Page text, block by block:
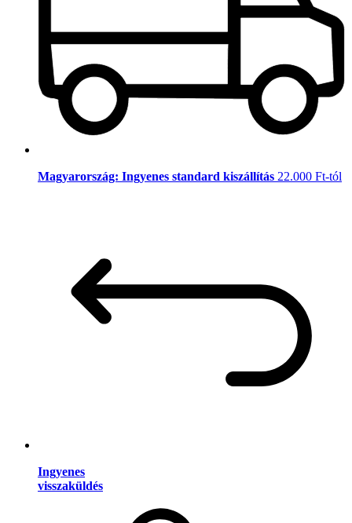
Magyarország: Ingyenes standard kiszállítás 22.000 Ft-tól
Ingyenes
visszaküldés